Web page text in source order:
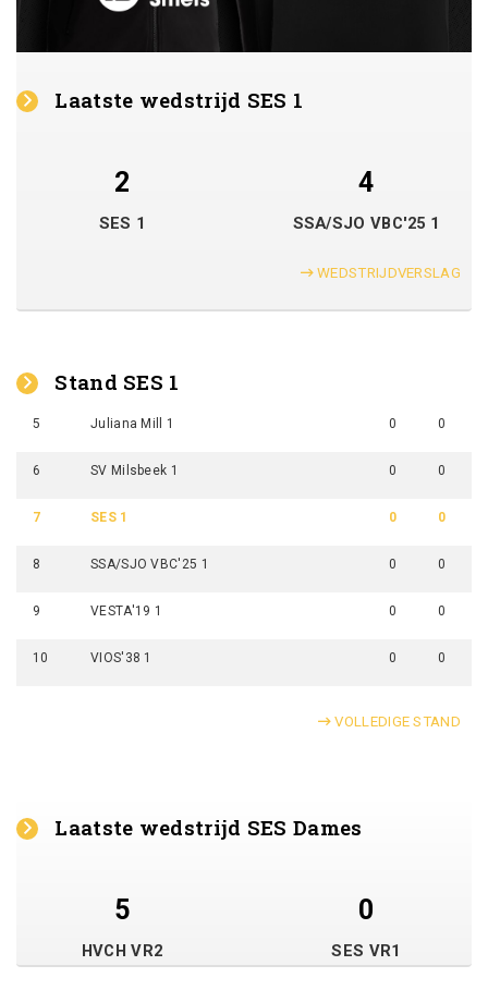
Laatste wedstrijd SES 1
2 4
SES 1 SSA/SJO VBC'25 1
WEDSTRIJDVERSLAG
Stand SES 1
5 Juliana Mill 1 0 0
6 SV Milsbeek 1 0 0
7 SES 1 0 0
8 SSA/SJO VBC'25 1 0 0
9 VESTA'19 1 0 0
10 VIOS'38 1 0 0
VOLLEDIGE STAND
Laatste wedstrijd SES Dames
5 0
HVCH VR2 SES VR1